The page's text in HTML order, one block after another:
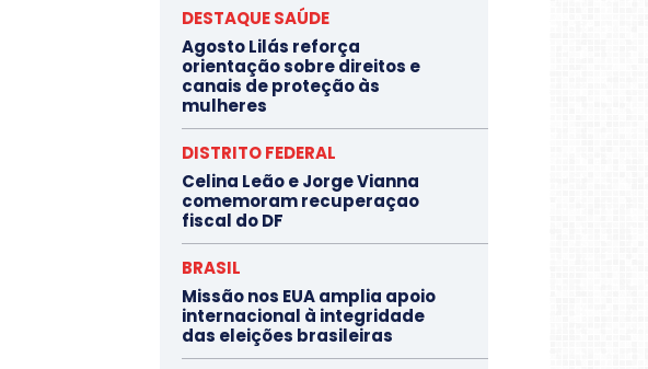
DESTAQUE SAÚDE
Agosto Lilás reforça
orientação sobre direitos e
canais de proteção às
mulheres
DISTRITO FEDERAL
Celina Leão e Jorge Vianna
comemoram recuperaçao
fiscal do DF
BRASIL
Missão nos EUA amplia apoio
internacional à integridade
das eleições brasileiras